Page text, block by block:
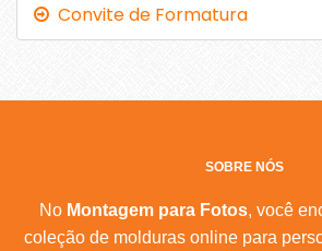
Convite de Formatura
SOBRE NÓS
No Montagem para Fotos, você
coleção de molduras online para